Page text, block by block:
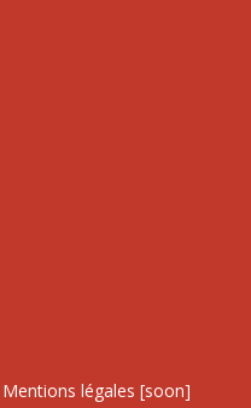
Mentions légales [soon]